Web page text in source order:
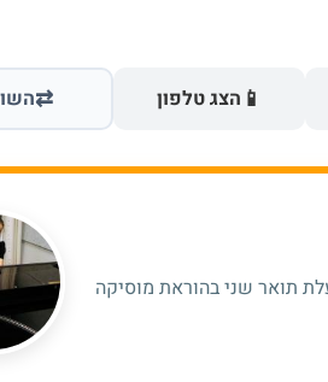
📱 הצג טלפון ⇄
תואר שני בהוראת מוסיקה